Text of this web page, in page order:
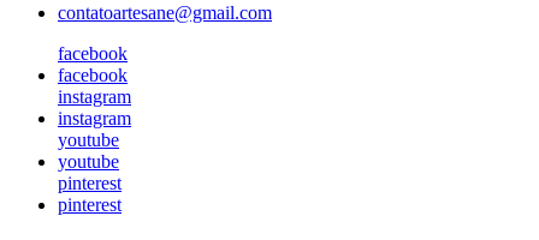
contatoartesane@gmail.com
facebook
facebook
instagram
instagram
youtube
youtube
pinterest
pinterest